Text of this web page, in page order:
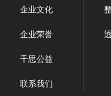
企业文化
企业荣誉
千思公益
联系我们